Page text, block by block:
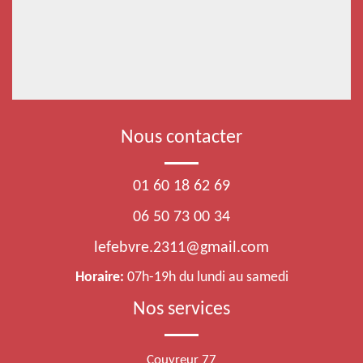
Nous contacter
01 60 18 62 69
06 50 73 00 34
lefebvre.2311@gmail.com
Horaire: 07h-19h du lundi au samedi
Nos services
Couvreur 77